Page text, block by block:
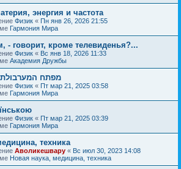
энергия и частота
Физик « Пн янв 26, 2026 21:55
Гармония Мира
говорит, кроме телевиденья?...
Физик « Вс янв 18, 2026 11:33
Академия Дружбы
מפתח
Физик « Пт мар 21, 2025 03:58
Гармония Мира
Физик « Пт мар 21, 2025 03:39
Гармония Мира
техника
Аволикешвару « Вс июл 30, 2023 14:08
Новая наука, медицина, техника